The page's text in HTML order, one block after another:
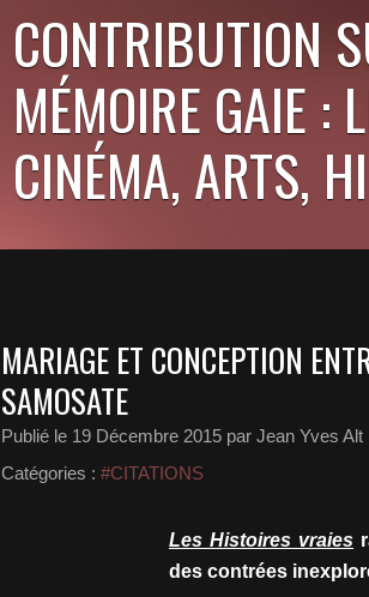
CONTRIBUTION
MÉMOIRE GAIE :
CINÉMA, ARTS,
MARIAGE ET CONCEPTION
SAMOSATE
Publié le 19 Décembre 2015 par Jean Yves Alt
Catégories : #CITATIONS
Les Histoires vraies
des contrées